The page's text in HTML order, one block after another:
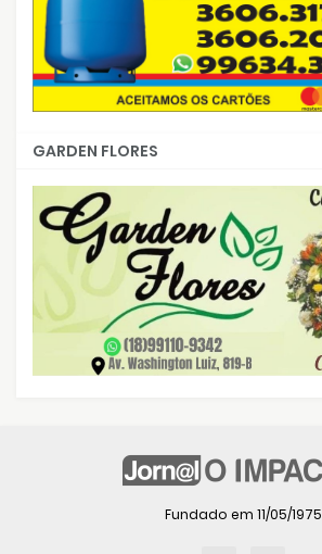
GARDEN FLORES
Fundado em 11/05/1975